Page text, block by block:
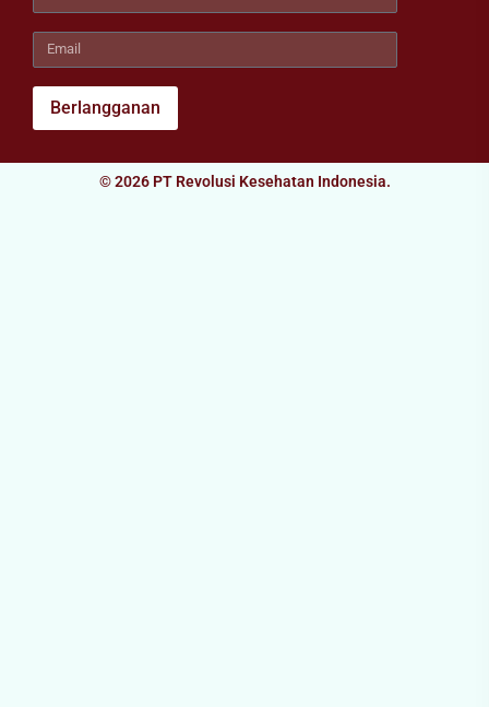
Berlangganan
© 2026 PT Revolusi Kesehatan Indonesia.